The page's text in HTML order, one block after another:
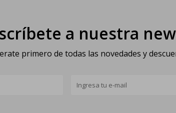
a nuestra
primero de todas las novedades y